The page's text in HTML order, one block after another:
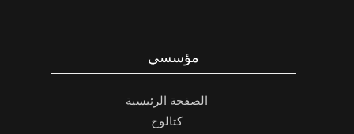
مؤسسي
الصفحة الرئيسية
كتالوج